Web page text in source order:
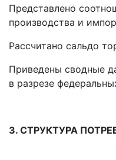
Представлено
производства и
Рассчитано сальдо
Приведены сводные
в разрезе
3. СТРУКТУРА